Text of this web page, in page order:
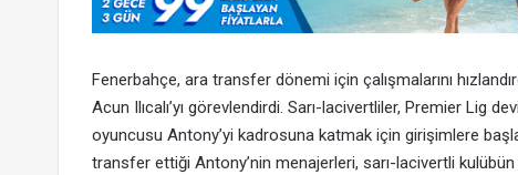
Fenerbahçe, ara transfer dönemi için çalışmalarını
Acun Ilıcalı’yı görevlendirdi. Sarı-lacivertliler, Premier Lig
oyuncusu Antony’yi kadrosuna katmak için girişimlere
transfer ettiği Antony’nin menajerleri, sarı-lacivertli